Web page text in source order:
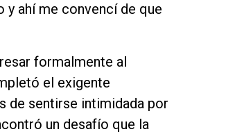
ahí me convencí de que
formalmente al
el exigente
de sentirse intimidada por
un desafío que la